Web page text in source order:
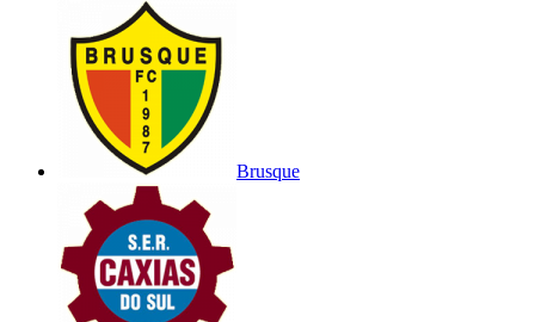
Brusque